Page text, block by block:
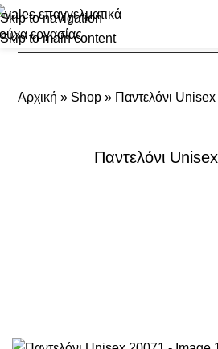
Skip to navigation
Skip to main content
Αρχική » Shop » Παντελόνι
Παντελόνι